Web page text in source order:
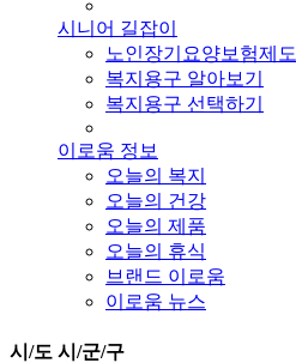
시니어 길잡이
노인장기요양보험제도
복지용구 알아보기
복지용구 선택하기
이로움 정보
오늘의 복지
오늘의 건강
오늘의 제품
오늘의 휴식
브랜드 이로움
이로움 뉴스
시/도 시/군/구